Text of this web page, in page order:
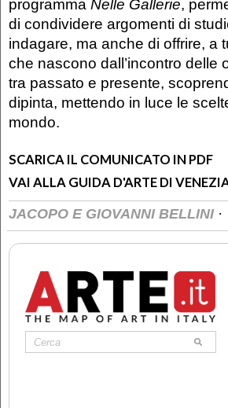
programma Nelle Gallerie,
di condividere argomenti di
indagare, ma anche di offrire, a
che nascono dall’incontro delle
tra passato e presente,
dipinta, mettendo in luce le
mondo.
SCARICA IL COMUNICATO IN PDF
VAI ALLA GUIDA D'ARTE DI
JACOPO E GIOVANNI BELLINI ·